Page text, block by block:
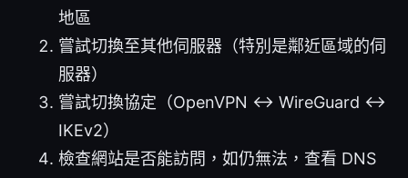
地區
嘗試切換至其他伺服器（特別是鄰近區域的伺
服器）
嘗試切換協定（OpenVPN ↔ WireGuard ↔
IKEv2）
檢查網站是否能訪問，如仍無法，查看 DNS